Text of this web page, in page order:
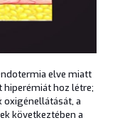
elve miatt
hoz létre;
oxigénellátását, a
következtében a